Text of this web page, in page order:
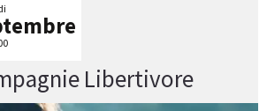
Libertivore